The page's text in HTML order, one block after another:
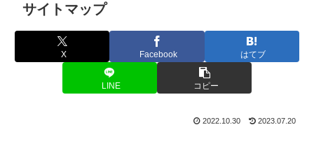
サイトマップ
X Facebook はてブ
LINE コピー
2022.10.30 2023.07.20